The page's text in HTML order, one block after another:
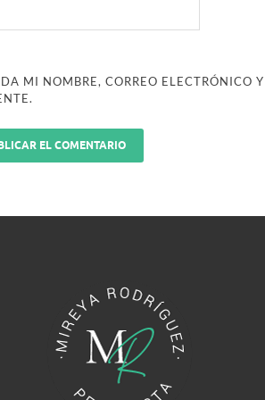
MI NOMBRE, CORREO ELECTRÓNICO